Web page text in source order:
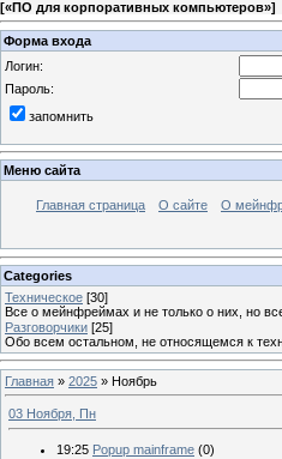
[«ПО для корпоративных компьютеров»]
Форма входа
Логин:
Пароль:
запомнить
Меню сайта
Главная страница О сайте О
Categories
Техническое [30]
Все о мейнфреймах и не только о них, но
Разговорчики [25]
Обо всем остальном, не относящемся к
Главная » 2025 » Ноябрь
03 Ноября, Пн
19:25 Popup mainframe (0)